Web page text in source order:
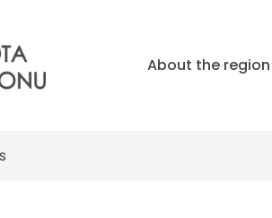
About the region